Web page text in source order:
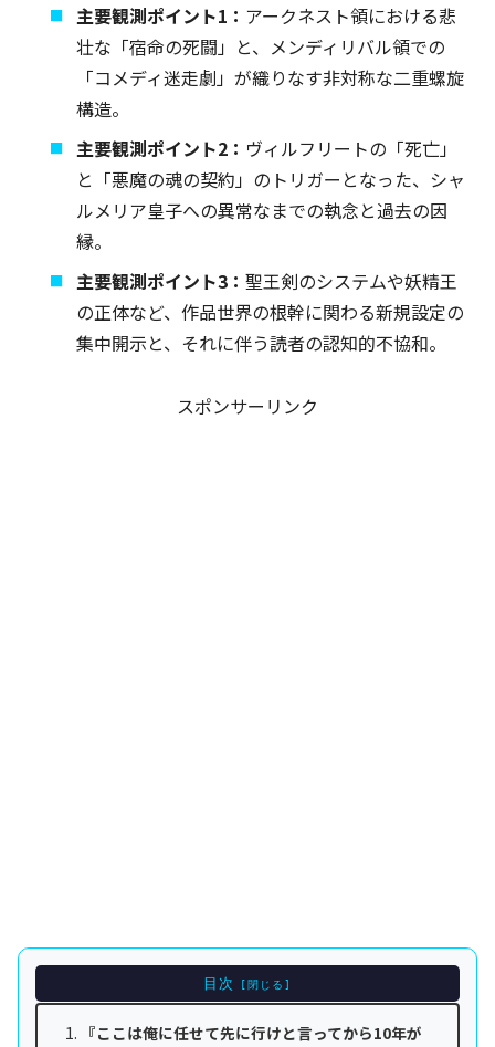
主要観測ポイント1： アークネスト領における悲
壮な「宿命の死闘」と、メンディリバル領での
「コメディ迷走劇」が織りなす非対称な二重螺旋
構造。
主要観測ポイント2： ヴィルフリートの「死亡」
と「悪魔の魂の契約」のトリガーとなった、シャ
ルメリア皇子への異常なまでの執念と過去の因
縁。
主要観測ポイント3：聖王剣のシステムや妖精王
の正体など、作品世界の根幹に関わる新規設定の
集中開示と、それに伴う読者の認知的不協和。
スポンサーリンク
目次
『ここは俺に任せて先に行けと言ってから10年が